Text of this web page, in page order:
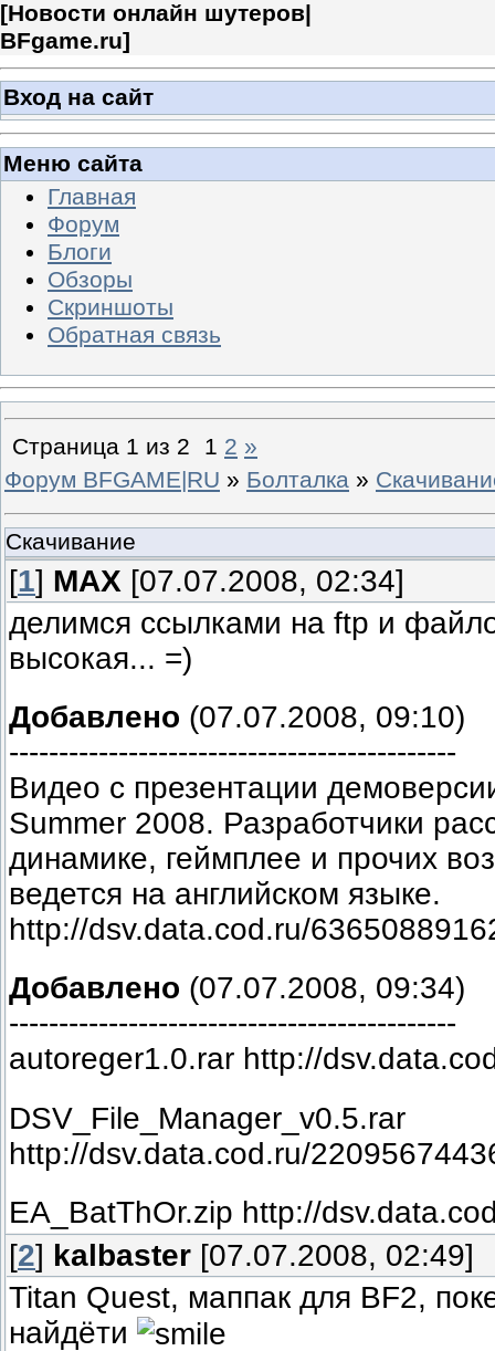
[Новости онлайн шутеров|
BFgame.ru]
Вход на сайт
Меню сайта
Главная
Форум
Блоги
Обзоры
Скриншоты
Обратная связь
Страница 1 из 2 1 2 »
Форум BFGAME|RU » Болталка »
Скачивание
[1] MAX [07.07.2008, 02:34]
делимся ссылками на ftp и
высокая... =)
Добавлено (07.07.2008, 09:10)
---------------------------------------------
Видео с презентации
Summer 2008. Разработчики
динамике, геймплее и прочих
ведется на английском языке.
http://dsv.data.cod.ru/
Добавлено (07.07.2008, 09:34)
---------------------------------------------
autoreger1.0.rar http://
DSV_File_Manager_v0.5.rar
http://dsv.data.cod.ru/
EA_BatThOr.zip http://
[2] kalbaster [07.07.2008, 02:49]
Titan Quest, маппак для BF2,
найдёти